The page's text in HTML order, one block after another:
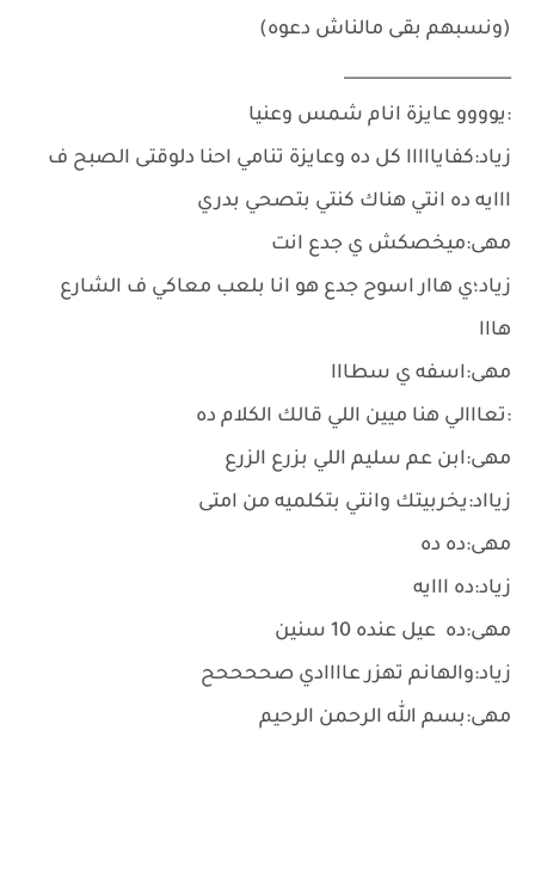
(ونسبهم بقى مالناش دعوه)
____________________
:يوووو عايزة انام شمس وعنيا
زياد:كفايااااا كل ده وعايزة تنامي احنا دلوقتى الصبح ف
ااايه ده انتي هناك كنتي بتصحي بدري
مهى:ميخصكش ي جدع انت
زياد؛ي هاار اسوح جدع هو انا بلعب معاكي ف الشارع
هااا
مهى:اسفه ي سطااا
:تعااالي هنا ميين اللي قالك الكلام ده
مهى:ابن عم سليم اللي بزرع الزرع
زيااد:يخربيتك وانتي بتكلميه من امتى
مهى:ده ده
زياد:ده ااايه
مهى:ده عيل عنده 10 سنين
زياد:والهانم تهزر عاااادي صححححح
مهى:بسم الله الرحمن الرحيم